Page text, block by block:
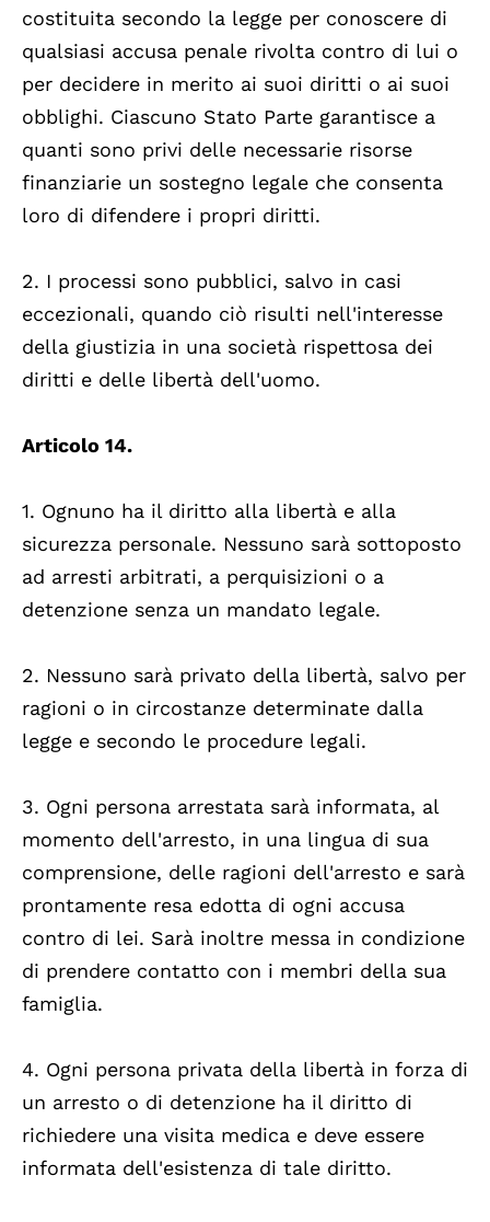
costituita secondo la legge per conoscere di
qualsiasi accusa penale rivolta contro di lui o
per decidere in merito ai suoi diritti o ai suoi
obblighi. Ciascuno Stato Parte garantisce a
quanti sono privi delle necessarie risorse
finanziarie un sostegno legale che consenta
loro di difendere i propri diritti.
2. I processi sono pubblici, salvo in casi
eccezionali, quando ciò risulti nell'interesse
della giustizia in una società rispettosa dei
diritti e delle libertà dell'uomo.
Articolo 14.
1. Ognuno ha il diritto alla libertà e alla
sicurezza personale. Nessuno sarà sottoposto
ad arresti arbitrati, a perquisizioni o a
detenzione senza un mandato legale.
2. Nessuno sarà privato della libertà, salvo per
ragioni o in circostanze determinate dalla
legge e secondo le procedure legali.
3. Ogni persona arrestata sarà informata, al
momento dell'arresto, in una lingua di sua
comprensione, delle ragioni dell'arresto e sarà
prontamente resa edotta di ogni accusa
contro di lei. Sarà inoltre messa in condizione
di prendere contatto con i membri della sua
famiglia.
4. Ogni persona privata della libertà in forza di
un arresto o di detenzione ha il diritto di
richiedere una visita medica e deve essere
informata dell'esistenza di tale diritto.